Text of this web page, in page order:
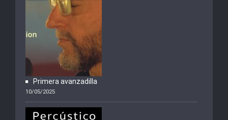
Primera avanzadilla
10/05/2025